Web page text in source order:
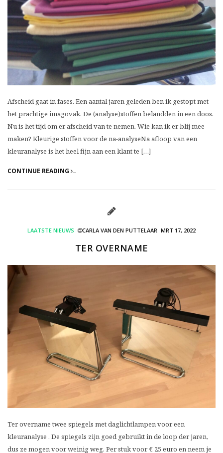
Afscheid gaat in fases. Een aantal jaren geleden ben ik gestopt met
het prachtige imagovak. De (analyse)stoffen belandden in een doos.
Nu is het tijd om er afscheid van te nemen. Wie kan ik er blij mee
maken? Kleurige stoffen voor de na-analyseNa afloop van een
kleuranalyse is het heel fijn aan een klant te […]
CONTINUE READING
LAATSTE NIEUWS CARLA VAN DEN PUTTELAAR MRT 17, 2022
TER OVERNAME
Ter overname twee spiegels met daglichtlampen voor een
kleuranalyse . De spiegels zijn goed gebruikt in de loop der jaren,
dus ze mogen voor weinig weg. Per stuk voor € 25 euro en neem je